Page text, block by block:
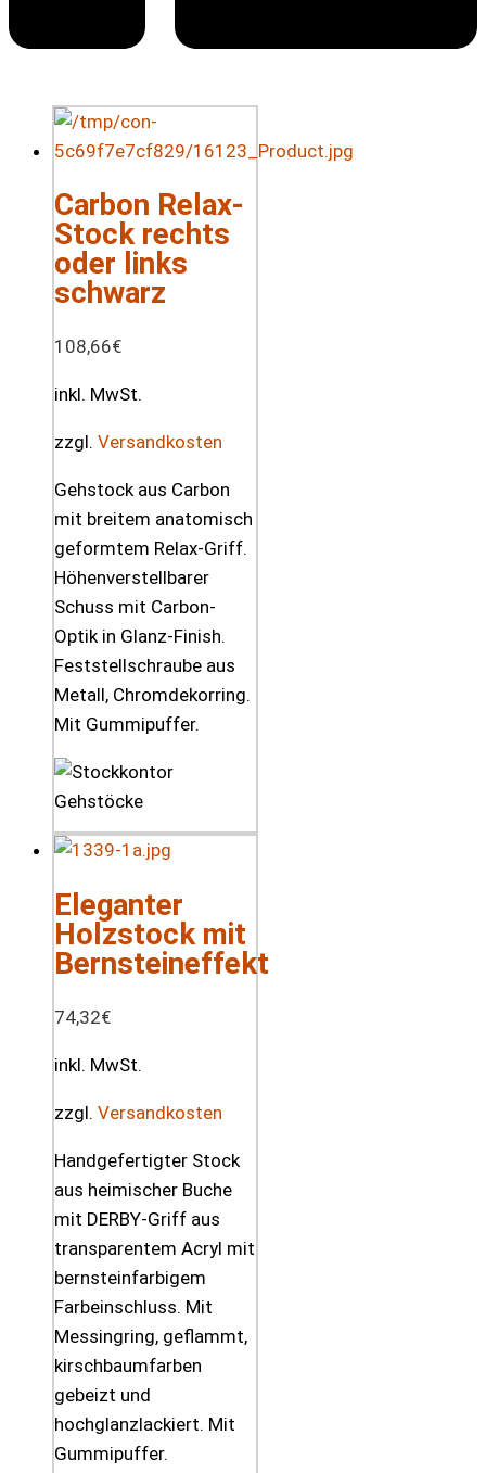
Carbon Relax-
Stock rechts
oder links
schwarz
108,66€
inkl. MwSt.
zzgl. Versandkosten
Gehstock aus Carbon
mit breitem anatomisch
geformtem Relax-Griff.
Höhenverstellbarer
Schuss mit Carbon-
Optik in Glanz-Finish.
Feststellschraube aus
Metall, Chromdekorring.
Mit Gummipuffer.
Eleganter
Holzstock mit
Bernsteineffekt
74,32€
inkl. MwSt.
zzgl. Versandkosten
Handgefertigter Stock
aus heimischer Buche
mit DERBY-Griff aus
transparentem Acryl mit
bernsteinfarbigem
Farbeinschluss. Mit
Messingring, geflammt,
kirschbaumfarben
gebeizt und
hochglanzlackiert. Mit
Gummipuffer.